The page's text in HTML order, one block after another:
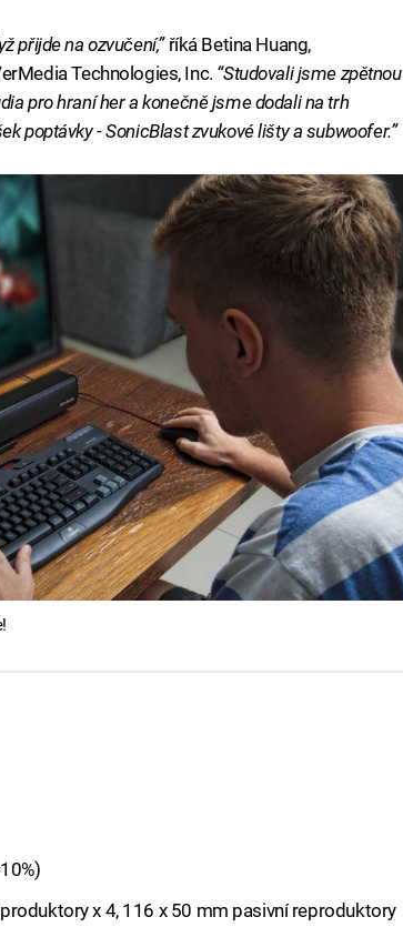
přijde na ozvučení,”říká Betina Huang,
Technologies, Inc. “Studovali jsme zpětnou
pro hraní her a konečně jsme dodali na trh
poptávky - SonicBlast zvukové lišty a subwoofer.”
x 4, 116 x 50 mm pasivní reproduktory